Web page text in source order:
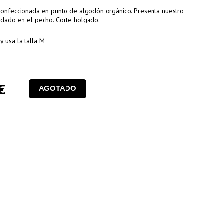
en punto de algodón orgánico. Presenta nuestro
en el pecho. Corte holgado.
usa la talla M
AGOTADO